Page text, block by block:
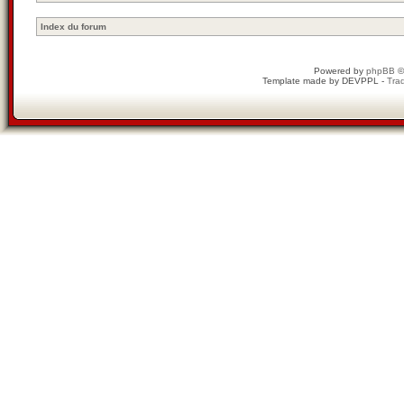
Index du forum
Powered by phpBB
Template made by DEVPPL -